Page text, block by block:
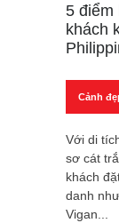
5 điểm
khách
Cảnh
Với di
sơ cát
khách
danh
Vigan...